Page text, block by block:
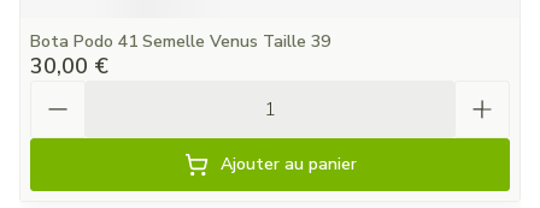
Bota Podo 41 Semelle Venus Taille 39
30,00 €
Ajouter au panier